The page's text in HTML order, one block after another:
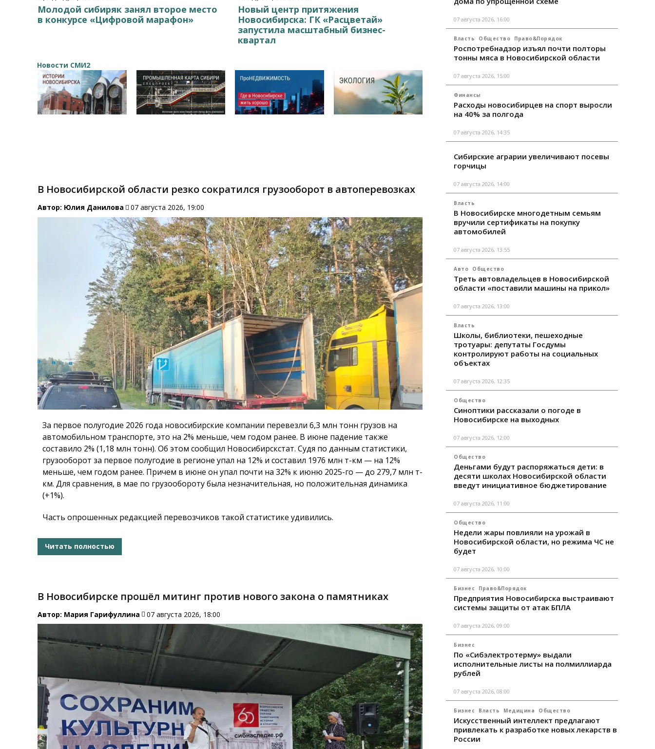
Молодой сибиряк занял второе место
в конкурсе «Цифровой марафон»
Новый центр притяжения
Новосибирска: ГК «Расцветай»
запустила масштабный бизнес-
квартал
Новости СМИ2
В Новосибирской области резко сократился грузооборот в автоперевозках
Автор: Юлия Данилова 07 августа 2026, 19:00
За первое полугодие 2026 года новосибирские компании перевезли 6,3 млн тонн грузов на
автомобильном транспорте, это на 2% меньше, чем годом ранее. В июне падение также
составило 2% (1,18 млн тонн). Об этом сообщил Новосибирскстат. Судя по данным статистики,
грузооборот за первое полугодие в регионе упал на 12% и составил 1976 млн т-км — на 12%
меньше, чем годом ранее. Причем в июне он упал почти на 32% к июню 2025-го — до 279,7 млн т-
км. Для сравнения, в мае по грузообороту была незначительная, но положительная динамика
(+1%).
Часть опрошенных редакцией перевозчиков такой статистике удивились.
Читать полностью
В Новосибирске прошёл митинг против нового закона о памятниках
Автор: Мария Гарифуллина 07 августа 2026, 18:00
07 августа 2026, 16:00
Власть Общество Право&Порядок
Роспотребнадзор изъял почти полторы
тонны мяса в Новосибирской области
07 августа 2026, 15:00
Финансы
Расходы новосибирцев на спорт выросли
на 40% за полгода
07 августа 2026, 14:35
Сибирские аграрии увеличивают посевы
горчицы
07 августа 2026, 14:00
Власть
В Новосибирске многодетным семьям
вручили сертификаты на покупку
автомобилей
07 августа 2026, 13:55
Авто Общество
Треть автовладельцев в Новосибирской
области «поставили машины на прикол»
07 августа 2026, 13:00
Власть
Школы, библиотеки, пешеходные
тротуары: депутаты Госдумы
контролируют работы на социальных
объектах
07 августа 2026, 12:35
Общество
Синоптики рассказали о погоде в
Новосибирске на выходных
07 августа 2026, 12:00
Общество
Деньгами будут распоряжаться дети: в
десяти школах Новосибирской области
введут инициативное бюджетирование
07 августа 2026, 11:00
Общество
Недели жары повлияли на урожай в
Новосибирской области, но режима ЧС не
будет
07 августа 2026, 10:00
Бизнес Право&Порядок
Предприятия Новосибирска выстраивают
системы защиты от атак БПЛА
07 августа 2026, 09:00
Бизнес
По «Сибэлектротерму» выдали
исполнительные листы на полмиллиарда
рублей
07 августа 2026, 08:00
Бизнес Власть Медицина Общество
Искусственный интеллект предлагают
привлекать к разработке новых лекарств в
России